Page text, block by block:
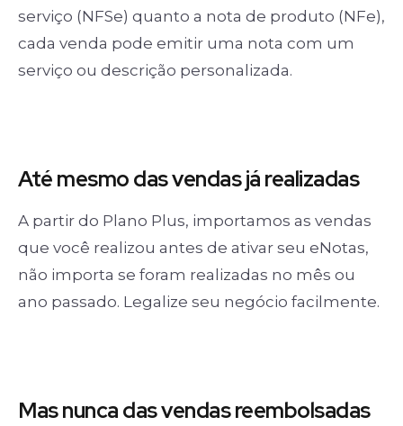
serviço (NFSe) quanto a nota de produto (NFe),
cada venda pode emitir uma nota com um
serviço ou descrição personalizada.
Até mesmo dasvendas já realizadas
A partir do Plano Plus, importamos as vendas
que você realizou antes de ativar seu eNotas,
não importa se foram realizadas no mês ou
ano passado. Legalize seu negócio facilmente.
Mas nuncadas vendasreembolsadas